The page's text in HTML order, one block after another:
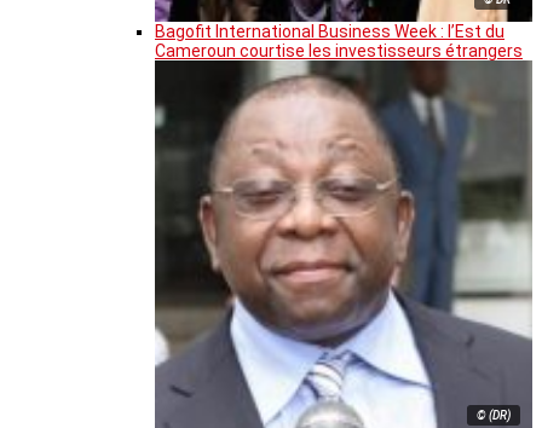
Bagofit International Business Week : l’Est du
Cameroun courtise les investisseurs étrangers
© (DR)